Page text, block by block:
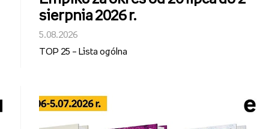
sierpnia 2026 r.
5.08.2026
TOP 25 – Lista ogólna